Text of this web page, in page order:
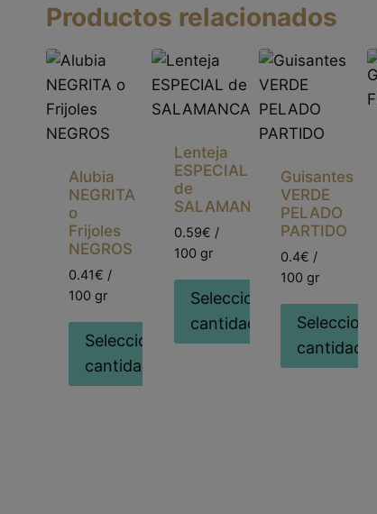
Productos relacionados
Alubia
NEGRITA
o
Frijoles
NEGROS
0.41€ /
100 gr
Seleccionar
cantidad
Lenteja
ESPECIAL
de
SALAMANCA
0.59€ /
100 gr
Seleccionar
cantidad
Guisantes
VERDE
PELADO
PARTIDO
0.4€ /
100 gr
Seleccionar
cantidad